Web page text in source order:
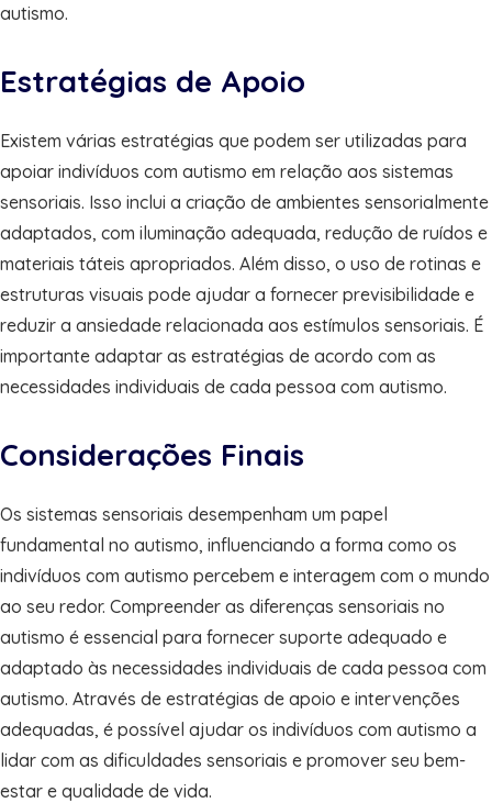
autismo.
Estratégias de Apoio
Existem várias estratégias que podem ser utilizadas para
apoiar indivíduos com autismo em relação aos sistemas
sensoriais. Isso inclui a criação de ambientes sensorialmente
adaptados, com iluminação adequada, redução de ruídos e
materiais táteis apropriados. Além disso, o uso de rotinas e
estruturas visuais pode ajudar a fornecer previsibilidade e
reduzir a ansiedade relacionada aos estímulos sensoriais. É
importante adaptar as estratégias de acordo com as
necessidades individuais de cada pessoa com autismo.
Considerações Finais
Os sistemas sensoriais desempenham um papel
fundamental no autismo, influenciando a forma como os
indivíduos com autismo percebem e interagem com o mundo
ao seu redor. Compreender as diferenças sensoriais no
autismo é essencial para fornecer suporte adequado e
adaptado às necessidades individuais de cada pessoa com
autismo. Através de estratégias de apoio e intervenções
adequadas, é possível ajudar os indivíduos com autismo a
lidar com as dificuldades sensoriais e promover seu bem-
estar e qualidade de vida.